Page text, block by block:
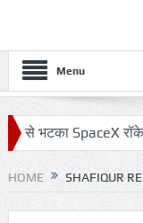
Menu
भटका SpaceX रॉकेट आज
HOME SHAFIQUR